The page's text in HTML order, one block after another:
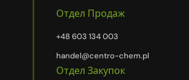
Отдел Продаж
+48 603 134 003
handel@centro-chem.pl
Отдел Закупок